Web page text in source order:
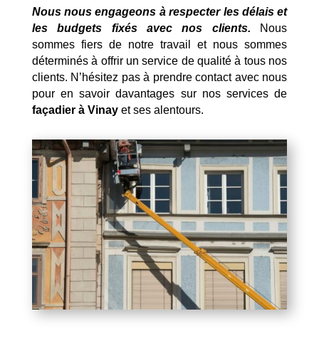
Nous nous engageons à respecter les délais et
les budgets fixés avec nos clients. Nous
sommes fiers de notre travail et nous sommes
déterminés à offrir un service de qualité à tous nos
clients. N’hésitez pas à prendre contact avec nous
pour en savoir davantages sur nos services de
façadier à Vinayet ses alentours.